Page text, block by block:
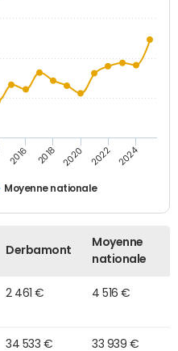
Moyenne nationale
2016 2018 2020 2022 2024
Derbamont
Moyenne
nationale
2 461 € 4 516 €
34 533 € 33 939 €